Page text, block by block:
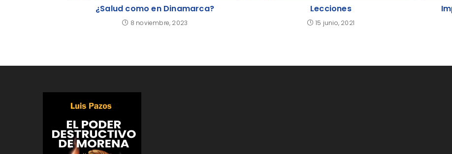
¿Salud como en Dinamarca?
8 noviembre, 2023
Lecciones
15 junio, 2021